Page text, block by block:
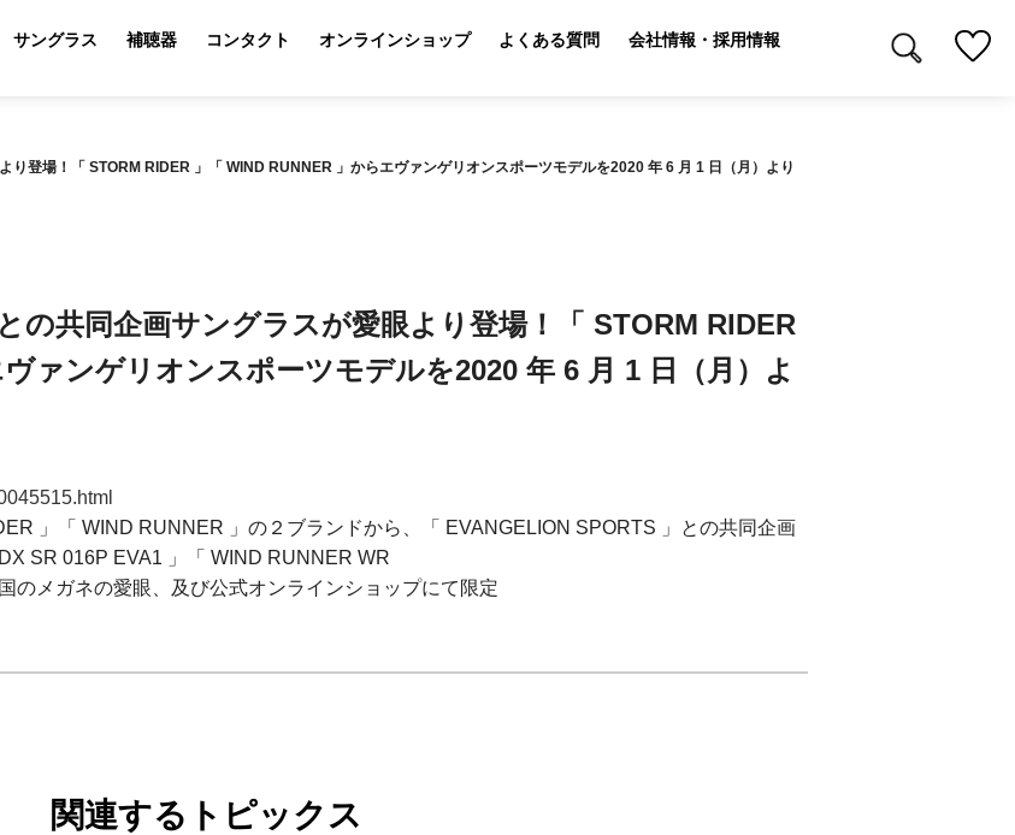
サングラス 補聴器 コンタクト オンラインショップ よくある質問 会社情報・採用情報
り登場！「 STORM RIDER 」「 WIND RUNNER 」からエヴァンゲリオンスポーツモデルを2020 年 6 月 1 日（月）より
の共同企画サングラスが愛眼より登場！「 STORM RIDER
ァンゲリオンスポーツモデルを2020 年 6 月 1 日（月）よ
」「 WIND RUNNER 」の２ブランドから、「 EVANGELION SPORTS 」との共同企画
SR 016P EVA1 」「 WIND RUNNER WR
のメガネの愛眼、及び公式オンラインショップにて限定
関連するトピックス